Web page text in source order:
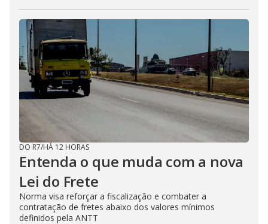
DO R7/HÁ 12 HORAS
Entenda o que muda com a nova
Lei do Frete
Norma visa reforçar a fiscalização e combater a
contratação de fretes abaixo dos valores mínimos
definidos pela ANTT